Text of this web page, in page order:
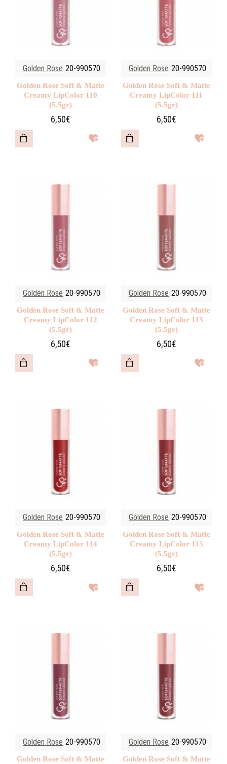
Golden Rose 20-990570
Golden Rose Soft & Matte
Creamy LipColor 110
(5.5gr)
6,50€
Golden Rose 20-990570
Golden Rose Soft & Matte
Creamy LipColor 111
(5.5gr)
6,50€
Golden Rose 20-990570
Golden Rose Soft & Matte
Creamy LipColor 112
(5.5gr)
6,50€
Golden Rose 20-990570
Golden Rose Soft & Matte
Creamy LipColor 113
(5.5gr)
6,50€
Golden Rose 20-990570
Golden Rose Soft & Matte
Creamy LipColor 114
(5.5gr)
6,50€
Golden Rose 20-990570
Golden Rose Soft & Matte
Creamy LipColor 115
(5.5gr)
6,50€
Golden Rose 20-990570
Golden Rose Soft & Matte
Golden Rose 20-990570
Golden Rose Soft & Matte